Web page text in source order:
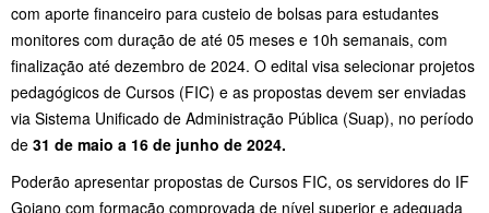
com aporte financeiro para custeio de bolsas para estudantes
monitores com duração de até 05 meses e 10h semanais, com
finalização até dezembro de 2024. O edital visa selecionar projetos
pedagógicos de Cursos (FIC) e as propostas devem ser enviadas
via Sistema Unificado de Administração Pública (Suap), no período
de 31 de maio a 16 de junho de 2024.
Poderão apresentar propostas de Cursos FIC, os servidores do IF
Goiano com formação comprovada de nível superior e adequada